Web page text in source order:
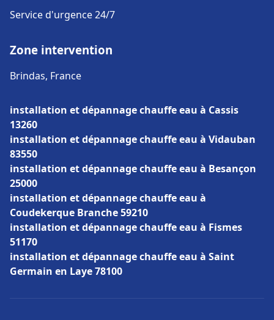
Service d'urgence 24/7
Zone intervention
Brindas, France
installation et dépannage chauffe eau à Cassis
13260
installation et dépannage chauffe eau à Vidauban
83550
installation et dépannage chauffe eau à Besançon
25000
installation et dépannage chauffe eau à
Coudekerque Branche 59210
installation et dépannage chauffe eau à Fismes
51170
installation et dépannage chauffe eau à Saint
Germain en Laye 78100